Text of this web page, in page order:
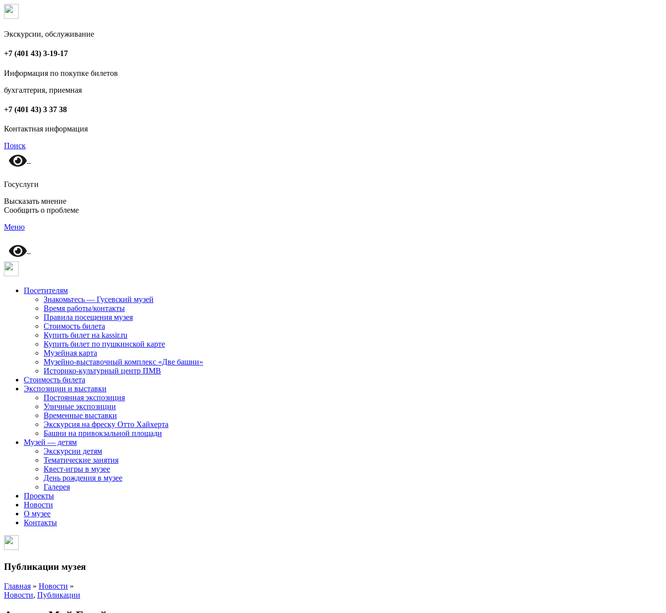
Экскурсии, обслуживание
+7 (401 43) 3-19-17
Информация по покупке билетов
бухгалтерия, приемная
+7 (401 43) 3 37 38
Контактная информация
Поиск
Госуслуги
Высказать мнение
Сообщить о проблеме
Меню
Посетителям
Знакомьтесь — Гусевский музей
Время работы/контакты
Правила посещения музея
Стоимость билета
Купить билет на kassir.ru
Купить билет по пушкинской карте
Музейная карта
Музейно-выставочный комплекс «Две башни»
Историко-культурный центр ПМВ
Стоимость билета
Экспозиции и выставки
Постоянная экспозиция
Уличные экспозиции
Временные выставки
Экскурсия на фреску Отто Хайхерта
Башни на привокзальной площади
Музей — детям
Экскурсии детям
Тематические занятия
Квест-игры в музее
День рождения в музее
Галерея
Проекты
Новости
О музее
Контакты
Публикации музея
Главная » Новости »
Новости, Публикации